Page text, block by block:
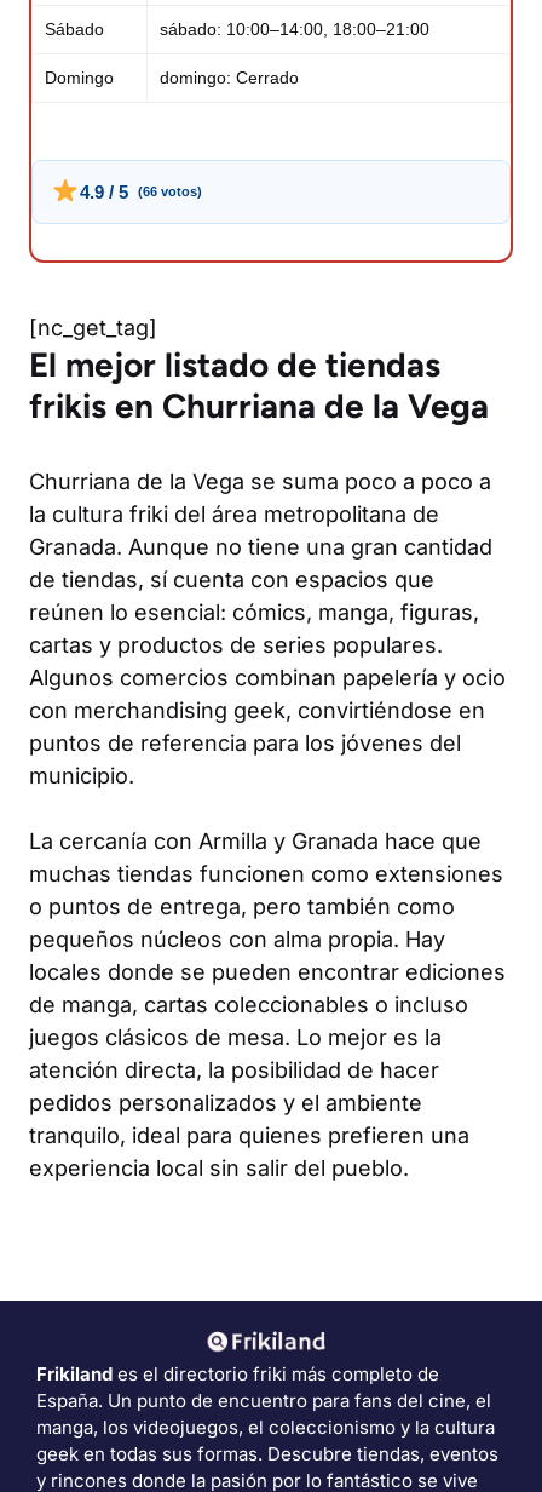
Sábado sábado: 10:00–14:00, 18:00–21:00
Domingo domingo: Cerrado
4.9 / 5 (66 votos)
[nc_get_tag]
El mejor listado de tiendas
frikis en Churriana de la Vega
Churriana de la Vega se suma poco a poco a
la cultura friki del área metropolitana de
Granada. Aunque no tiene una gran cantidad
de tiendas, sí cuenta con espacios que
reúnen lo esencial: cómics, manga, figuras,
cartas y productos de series populares.
Algunos comercios combinan papelería y ocio
con merchandising geek, convirtiéndose en
puntos de referencia para los jóvenes del
municipio.
La cercanía con Armilla y Granada hace que
muchas tiendas funcionen como extensiones
o puntos de entrega, pero también como
pequeños núcleos con alma propia. Hay
locales donde se pueden encontrar ediciones
de manga, cartas coleccionables o incluso
juegos clásicos de mesa. Lo mejor es la
atención directa, la posibilidad de hacer
pedidos personalizados y el ambiente
tranquilo, ideal para quienes prefieren una
experiencia local sin salir del pueblo.
Frikiland es el directorio friki más completo de
España. Un punto de encuentro para fans del cine, el
manga, los videojuegos, el coleccionismo y la cultura
geek en todas sus formas. Descubre tiendas, eventos
y rincones donde la pasión por lo fantástico se vive